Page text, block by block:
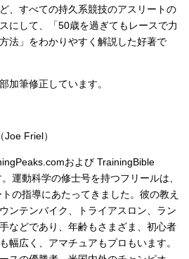
、すべての持久系競技のアスリートの
にして、「50歳を過ぎてもレースで力
法」をわかりやすく解説した好著で
加筆修正しています。
Friel）
および TrainingBible
運動科学の修士号を持つフリールは、
の指導にあたってきました。彼の教え
ンテンバイク、トライアスロン、ラン
などであり、年齢もさまざま、初心者
幅広く、アマチュアもプロもいます。